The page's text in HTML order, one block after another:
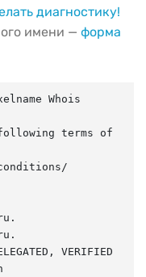
диагностику!
имени — форма
Whois
terms of
VERIFIED